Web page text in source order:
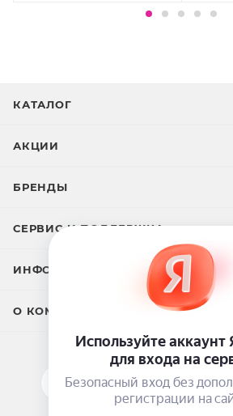
свойствах и качестве.
КАТАЛОГ
АКЦИИ
БРЕНДЫ
СЕРВИС И ПОДДЕРЖКА
ИНФОРМАЦИЯ
О КОМПАНИИ
ПОДПИСАТЬСЯ НА РАССЫЛКУ